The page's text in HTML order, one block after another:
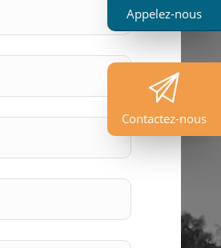
Appelez-nous
Contactez-nous